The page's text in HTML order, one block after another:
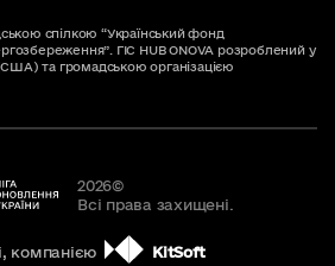
спілкою “Український фонд
ГІС HUB ONOVA розроблений у
та громадською організацією
2026©
Всі права захищені.
компанією KitSoft